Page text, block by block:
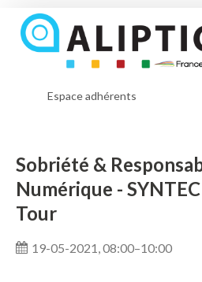
Espace adhérents
Sobriété &
Numérique -
Tour
19-05-2021, 08:00–10:00